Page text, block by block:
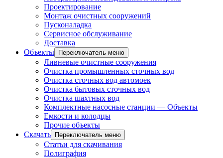
Проектирование
Монтаж очистных сооружений
Пусконаладка
Сервисное обслуживание
Доставка
Объекты
Переключатель меню
Ливневые очистные сооружения
Очистка промышленных сточных вод
Очистка сточных вод автомоек
Очистка бытовых сточных вод
Очистка шахтных вод
Комплектные насосные станции — Объекты
Емкости и колодцы
Прочие объекты
Скачать
Переключатель меню
Статьи для скачивания
Полиграфия